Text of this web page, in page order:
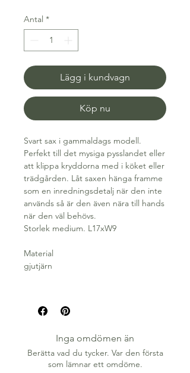
Antal *
Lägg i kundvagn
Köp nu
Svart sax i gammaldags modell.
Perfekt till det mysiga pysslandet eller
att klippa kryddorna med i köket eller
trädgården. Låt saxen hänga framme
som en inredningsdetalj när den inte
används så är den även nära till hands
när den väl behövs.
Storlek medium. L17xW9
Material
gjutjärn
Inga omdömen än
Berätta vad du tycker. Var den första
som lämnar ett omdöme.